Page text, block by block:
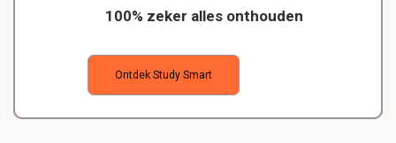
100% zeker alles onthouden
Ontdek Study Smart